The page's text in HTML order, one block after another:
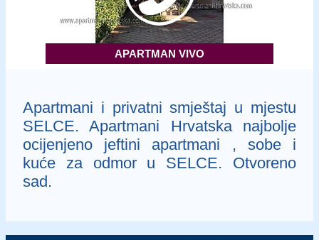
APARTMAN VIVO
Apartmani i privatni smještaj u mjestu
SELCE. Apartmani Hrvatska najbolje
ocijenjeno jeftini apartmani , sobe i
kuće za odmor u SELCE. Otvoreno
sad.